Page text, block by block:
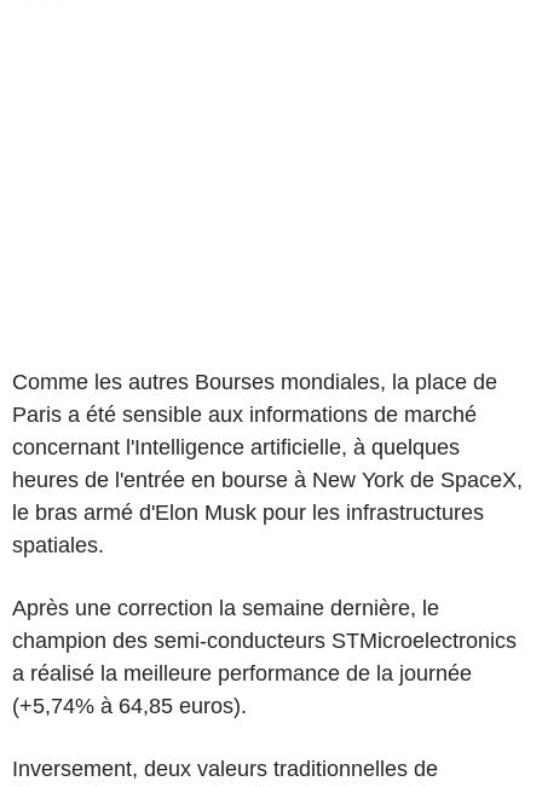
Comme les autres Bourses mondiales, la place de
Paris a été sensible aux informations de marché
concernant l'Intelligence artificielle, à quelques
heures de l'entrée en bourse à New York de SpaceX,
le bras armé d'Elon Musk pour les infrastructures
spatiales.
Après une correction la semaine dernière, le
champion des semi-conducteurs STMicroelectronics
a réalisé la meilleure performance de la journée
(+5,74% à 64,85 euros).
Inversement, deux valeurs traditionnelles de